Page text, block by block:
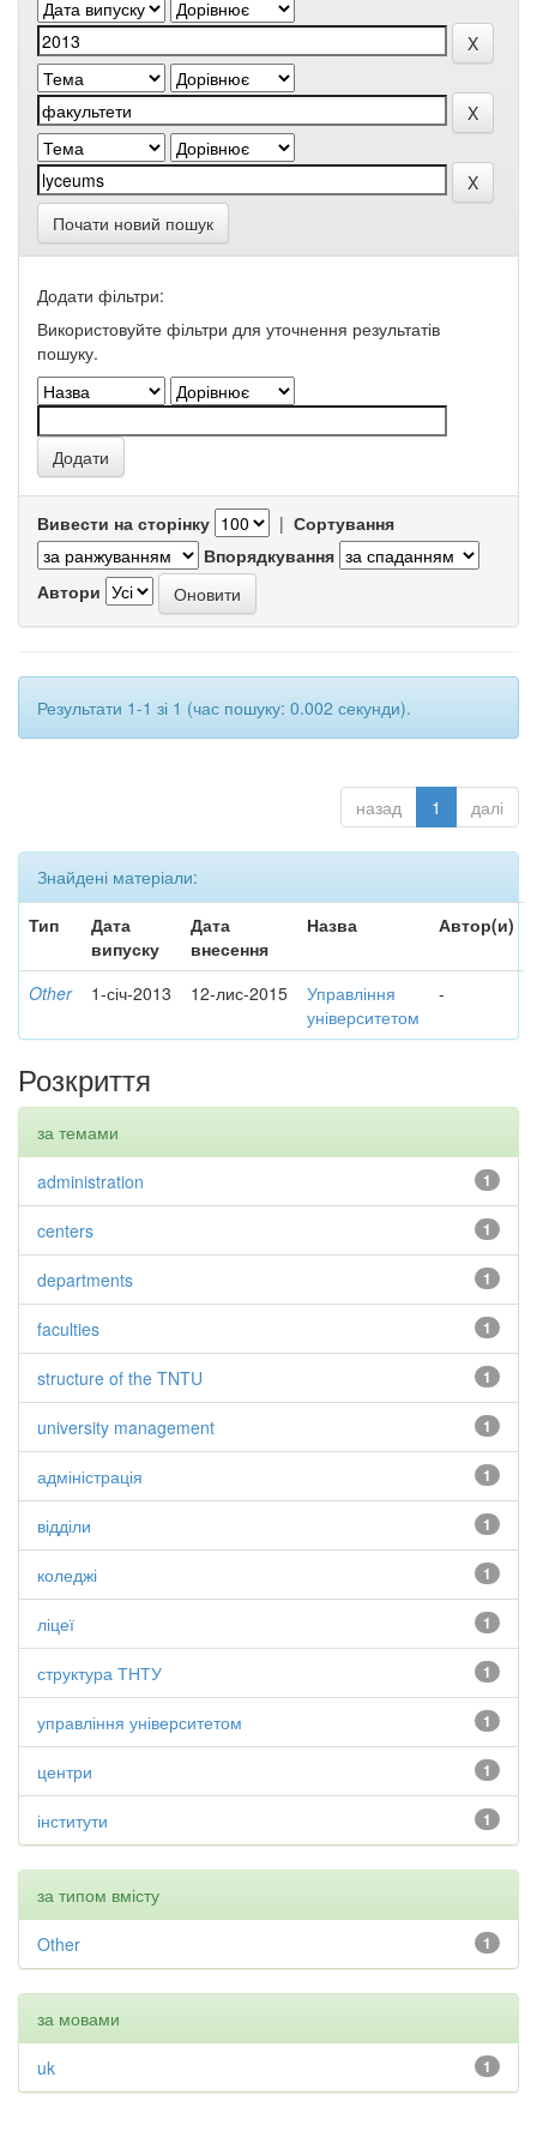
Почати новий пошук
Додати фільтри:
Використовуйте фільтри для уточнення результатів
пошуку.
Вивести на сторінку | Сортування
Впорядкування
Автори
Результати 1-1 зі 1 (час пошуку: 0.002 секунди).
назад 1 далі
Знайдені матеріали:
Тип
Дата
випуску
Дата
внесення
Назва Автор(и)
Other 1-січ-2013 12-лис-2015
Управління
університетом
-
Розкриття
за темами
1
administration
1
centers
1
departments
1
faculties
1
structure of the TNTU
1
university management
1
адміністрація
1
відділи
1
коледжі
1
ліцеї
1
структура ТНТУ
1
управління університетом
1
центри
1
інститути
за типом вмісту
1
Other
за мовами
1
uk